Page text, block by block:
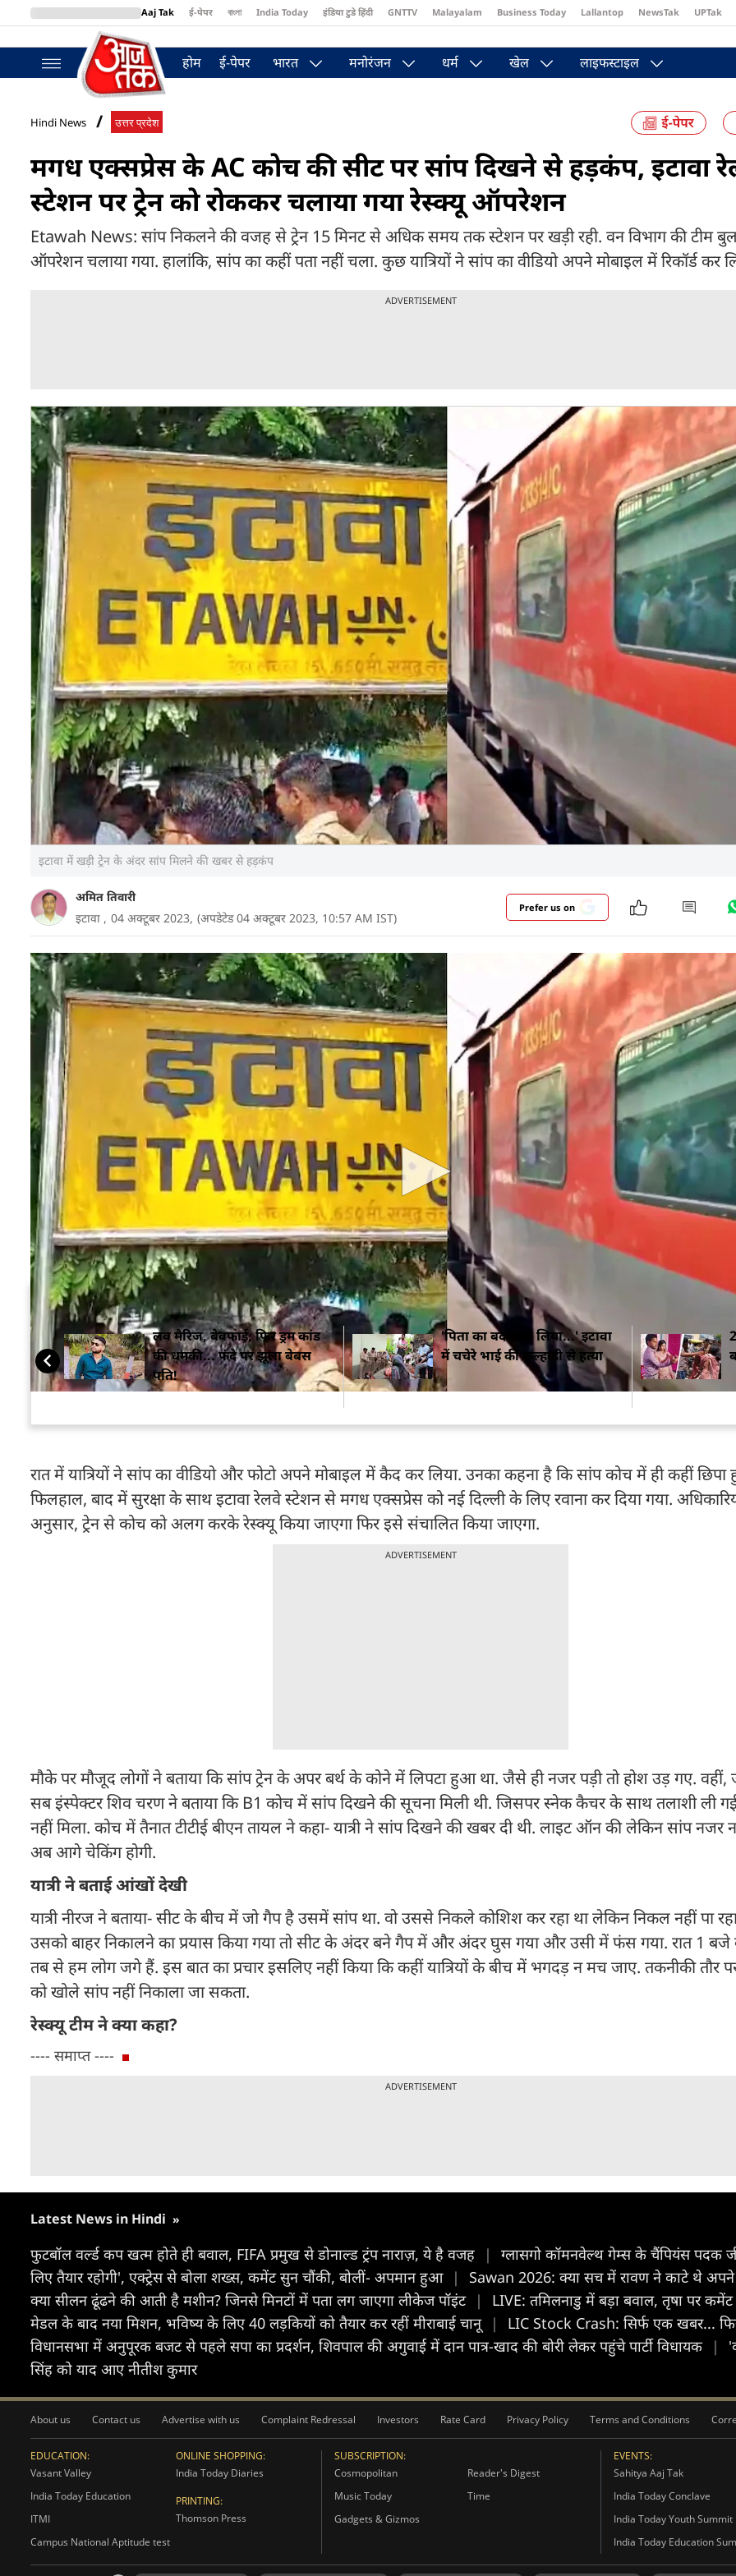
Aaj Tak ई-पेपर বাংলা India Today इंडिया टुडे हिंदी GNTTV Malayalam Business Today Lallantop NewsTak UPTak
BT Bazaar
होम ई-पेपर भारत मनोरंजन धर्म खेल लाइफस्टाइल
Hindi News उत्तर प्रदेश
मगध एक्सप्रेस के AC कोच की सीट पर सांप दिखने से हड़कंप, इटावा
स्टेशन पर ट्रेन को रोककर चलाया गया रेस्क्यू ऑपरेशन
Etawah News: सांप निकलने की वजह से ट्रेन 15 मिनट से अधिक समय तक स्टेशन पर खड़ी रही. वन विभाग की टीम
ऑपरेशन चलाया गया. हालांकि, सांप का कहीं पता नहीं चला. कुछ यात्रियों ने सांप का वीडियो अपने मोबाइल में रिकॉर्ड कर
ADVERTISEMENT
इटावा में खड़ी ट्रेन के अंदर सांप मिलने की खबर से हड़कंप
अमित तिवारी
इटावा , 04 अक्टूबर 2023, (अपडेटेड 04 अक्टूबर 2023, 10:57 AM IST)
Prefer us on
यूपी के इटावा रेलवे स्टेशन पर ट्रेन के अंदर सांप निकलने से यात्रियों के बीच हड़कंप. लोग सीट छोड़कर खड़े हो गए. सांप
से ट्रेन 15 मिनट से अधिक समय तक स्टेशन पर खड़ी रही. वन विभाग की टीम बुलाकर रेस्क्यू ऑपरेशन चलाया गया.
कहीं पता नहीं चला. कुछ यात्रियों ने सांप का वीडियो अपने मोबाइल में रिकॉर्ड कर लिया. वहीं, कुछ लोगों ने फोटोज आदि
मीडिया पर रेलवे को टैग किया है.
और पढ़ें
बता दें कि पूरी घटना इटावारेलवे स्टेशन पर खड़ी मगध एक्सप्रेस के B1 (AC) कोच की है. बीती रात इस कोच में कुछ यात्रियों
दिखाई देने की शिकायत की तो पूरे डिब्बे में अफरातफरी मच गई. यात्री सीट छोड़कर खड़े हो गए और सांप खोजने के लिए रेल
को सूचित किया.
इन सबके बीच रेलवे स्टेशन पर 15 मिनट से अधिक समय तक मगध एक्सप्रेस खड़ी रही. ट्रेन को रोक कर रखा गया ताकि वन
टीम को बुलाकर सांप को रेस्क्यू किया जा सका. हालांकि, वन विभाग की टीम ने रेस्क्यू ऑपरेशन तो जरूर चलाया लेकिन उन्हें
अंदर सांप नहीं मिला.
सम्बंधित ख़बरें
लव मैरिज, बेवफाई, फिर ड्रम कांड
की धमकी... फंदे पर झूला बेबस
पति!
'पिता का बदला ले लिया...' इटावा
में चचेरे भाई की कुल्हाड़ी से हत्या
रात में यात्रियों ने सांप का वीडियो और फोटो अपने मोबाइल में कैद कर लिया. उनका कहना है कि सांप कोच में ही कहीं
फिलहाल, बाद में सुरक्षा के साथ इटावा रेलवे स्टेशन से मगध एक्सप्रेस को नई दिल्ली के लिए रवाना कर दिया गया.
अनुसार, ट्रेन से कोच को अलग करके रेस्क्यू किया जाएगा फिर इसे संचालित किया जाएगा.
ADVERTISEMENT
मौके पर मौजूद लोगों ने बताया कि सांप ट्रेन के अपर बर्थ के कोने में लिपटा हुआ था. जैसे ही नजर पड़ी तो होश उड़ गए.
सब इंस्पेक्टर शिव चरण ने बताया कि B1 कोच में सांप दिखने की सूचना मिली थी. जिसपर स्नेक कैचर के साथ तलाशी ली
नहीं मिला. कोच में तैनात टीटीई बीएन तायल ने कहा- यात्री ने सांप दिखने की खबर दी थी. लाइट ऑन की लेकिन सांप नजर
अब आगे चेकिंग होगी.
यात्री ने बताई आंखों देखी
यात्री नीरज ने बताया- सीट के बीच में जो गैप है उसमें सांप था. वो उससे निकले कोशिश कर रहा था लेकिन निकल नहीं पा
उसको बाहर निकालने का प्रयास किया गया तो सीट के अंदर बने गैप में और अंदर घुस गया और उसी में फंस गया. रात 1 बजे
तब से हम लोग जगे हैं. इस बात का प्रचार इसलिए नहीं किया कि कहीं यात्रियों के बीच में भगदड़ न मच जाए. तकनीकी तौर पर
को खोले सांप नहीं निकाला जा सकता.
रेस्क्यू टीम ने क्या कहा?
---- समाप्त ----
ADVERTISEMENT
Latest News in Hindi »
फुटबॉल वर्ल्ड कप खत्म होते ही बवाल, FIFA प्रमुख से डोनाल्ड ट्रंप नाराज़, ये है वजह | ग्लासगो कॉमनवेल्थ गेम्स के चैंपियंस पदक
लिए तैयार रहोगी', एक्ट्रेस से बोला शख्स, कमेंट सुन चौंकी, बोलीं- अपमान हुआ | Sawan 2026: क्या सच में रावण ने काटे थे अपने
क्या सीलन ढूंढने की आती है मशीन? जिनसे मिनटों में पता लग जाएगा लीकेज पॉइंट | LIVE: तमिलनाडु में बड़ा बवाल, तृषा पर
मेडल के बाद नया मिशन, भविष्य के लिए 40 लड़कियों को तैयार कर रहीं मीराबाई चानू | LIC Stock Crash: सिर्फ एक खबर...
विधानसभा में अनुपूरक बजट से पहले सपा का प्रदर्शन, शिवपाल की अगुवाई में दान पात्र-खाद की बोरी लेकर पहुंचे पार्टी विधायक
|
सिंह को याद आए नीतीश कुमार
About us Contact us Advertise with us Complaint Redressal Investors Rate Card Privacy Policy Terms and Conditions
EDUCATION:
Vasant Valley
India Today Education
ITMI
Campus National Aptitude test
ONLINE SHOPPING:
India Today Diaries
PRINTING:
Thomson Press
SUBSCRIPTION:
Cosmopolitan
Reader's Digest
Music Today
Time
Gadgets & Gizmos
EVENTS:
Sahitya Aaj Tak
India Today Conclave
India Today Youth Summit
India Today Education